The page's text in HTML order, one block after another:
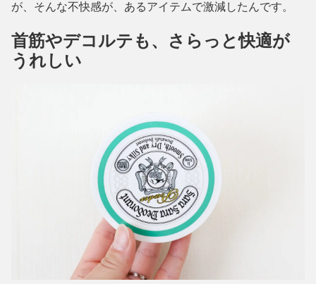
が、そんな不快感が、あるアイテムで激減したんです。
首筋やデコルテも、さらっと快適が
うれしい